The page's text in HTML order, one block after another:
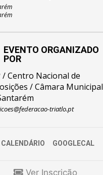
EVENTO ORGANIZADO
POR
/ Centro Nacional de
/ Câmara Municipal
triatlo.pt
CALENDÁRIO GOOGLECAL
Ver Inscrição